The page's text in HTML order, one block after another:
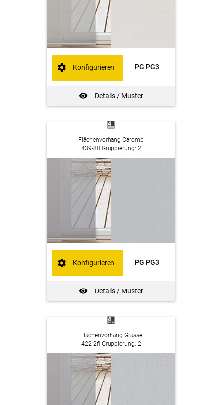
PG PG3
Details / Muster
Konfigurieren
Flächenvorhang Caromb
439-8fl Gruppierung: 2
PG PG3
Details / Muster
Konfigurieren
Flächenvorhang Grasse
422-2fl Gruppierung: 2